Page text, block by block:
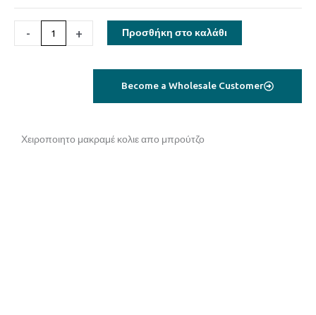
- + Προσθήκη στο καλάθι
Become a Wholesale Customer
Χειροποιητο μακραμέ κολιε απο μπρούτζο